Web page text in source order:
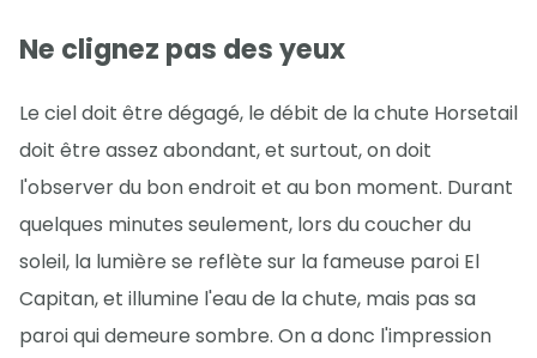
Ne clignez pas des yeux
Le ciel doit être dégagé, le débit de la chute Horsetail
doit être assez abondant, et surtout, on doit
l'observer du bon endroit et au bon moment. Durant
quelques minutes seulement, lors du coucher du
soleil, la lumière se reflète sur la fameuse paroi El
Capitan, et illumine l'eau de la chute, mais pas sa
paroi qui demeure sombre. On a donc l'impression